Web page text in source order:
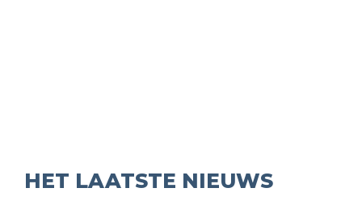
HET LAATSTE NIEUWS